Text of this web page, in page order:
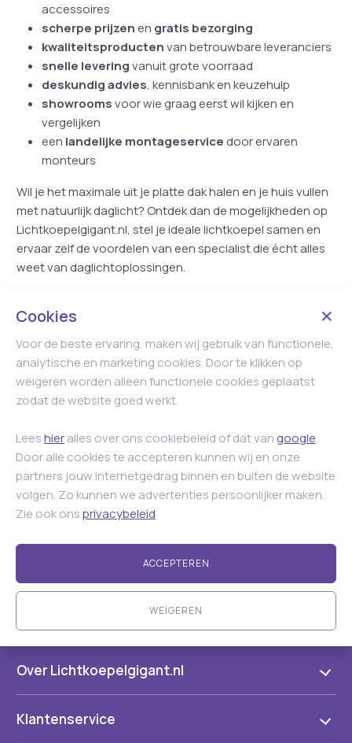
accessoires
scherpe prijzen en gratis bezorging
kwaliteitsproductenvan betrouwbare leveranciers
snelle leveringvanuit grote voorraad
deskundig advies, kennisbank en keuzehulp
showroomsvoor wie graag eerst wil kijken en
vergelijken
een landelijke montageservice door ervaren
monteurs
Wil je het maximale uit je platte dak halen en je huis vullen
met natuurlijk daglicht? Ontdek dan de mogelijkheden op
Lichtkoepelgigant.nl, stel je ideale lichtkoepel samen en
ervaar zelf de voordelen van een specialist die écht alles
weet van daglichtoplossingen.
Cookies
Voor de beste ervaring, maken wij gebruik van functionele,
analytische en marketing cookies. Door te klikken op
weigeren worden alleen functionele cookies geplaatst
zodat de website goed werkt.
Leeshieralles over ons cookiebeleid of dat van google.
Door alle cookies te accepteren kunnen wij en onze
partners jouw internetgedrag binnen en buiten de website
volgen. Zo kunnen we advertenties persoonlijker maken.
Zie ook onsprivacybeleid
ACCEPTEREN
WEIGEREN
Over Lichtkoepelgigant.nl
Klantenservice